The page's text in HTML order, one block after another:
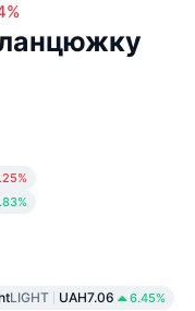
ланцюжку
LIGHT UAH7.06 6.45%